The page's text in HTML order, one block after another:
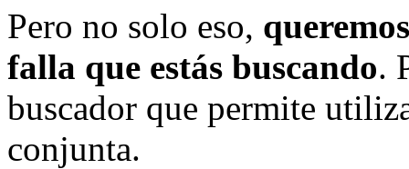
Pero no solo eso,
falla que estás buscando.
buscador que permite
conjunta.